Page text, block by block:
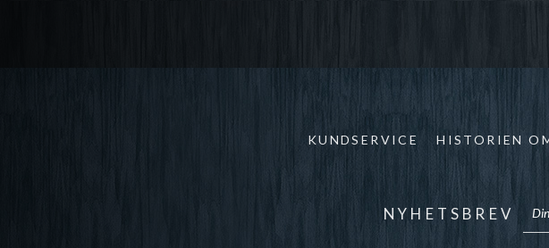
KUNDSERVICE HISTORIEN
NYHETSBREV